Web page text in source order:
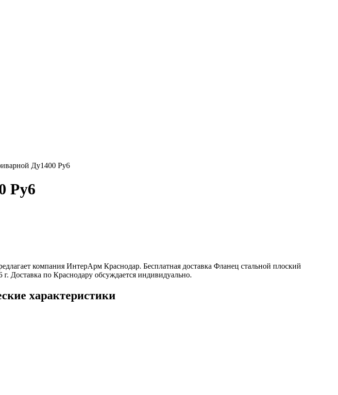
Ду1400 Ру6
Ру6
компания ИнтерАрм Краснодар. Бесплатная доставка Фланец стальной плоский
Доставка по Краснодару обсуждается индивидуально.
характеристики